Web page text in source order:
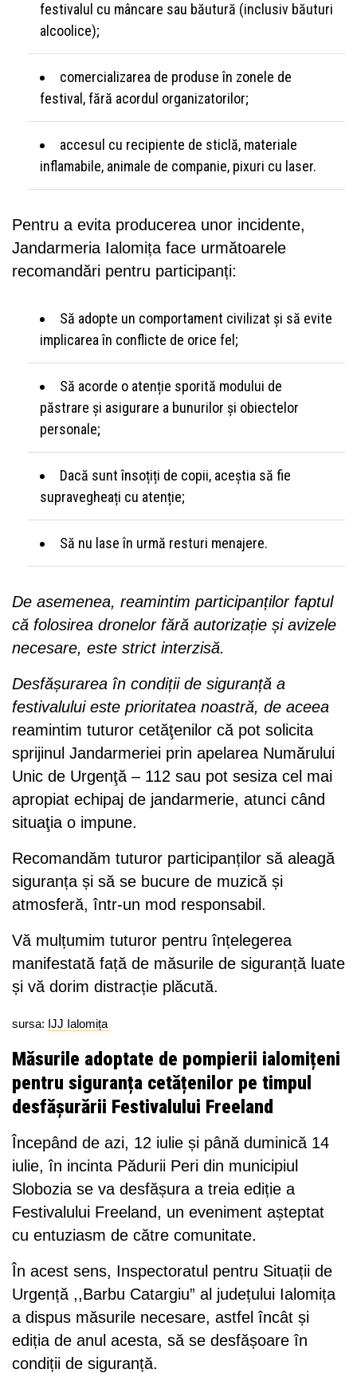
festivalul cu mâncare sau băutură (inclusiv băuturi
alcoolice);
comercializarea de produse în zonele de
festival, fără acordul organizatorilor;
accesul cu recipiente de sticlă, materiale
inflamabile, animale de companie, pixuri cu laser.
Pentru a evita producerea unor incidente,
Jandarmeria Ialomița face următoarele
recomandări pentru participanți:
Să adopte un comportament civilizat și să evite
implicarea în conflicte de orice fel;
Să acorde o atenție sporită modului de
păstrare și asigurare a bunurilor și obiectelor
personale;
Dacă sunt însoțiți de copii, aceștia să fie
supravegheați cu atenție;
Să nu lase în urmă resturi menajere.
De asemenea, reamintim participanților faptul
că folosirea dronelor fără autorizație și avizele
necesare, este strict interzisă.
Desfășurarea în condiții de siguranță a
festivalului este prioritatea noastră, de aceea
reamintim tuturor cetăţenilor că pot solicita
sprijinul Jandarmeriei prin apelarea Numărului
Unic de Urgenţă – 112 sau pot sesiza cel mai
apropiat echipaj de jandarmerie, atunci când
situaţia o impune.
Recomandăm tuturor participanților să aleagă
siguranța și să se bucure de muzică și
atmosferă, într-un mod responsabil.
Vă mulțumim tuturor pentru înțelegerea
manifestată față de măsurile de siguranță luate
și vă dorim distracție plăcută.
sursa: IJJ Ialomița
Măsurile adoptate de pompierii ialomițeni
pentru siguranța cetățenilor pe timpul
desfășurării Festivalului Freeland
Începând de azi, 12 iulie și până duminică 14
iulie, în incinta Pădurii Peri din municipiul
Slobozia se va desfășura a treia ediție a
Festivalului Freeland, un eveniment așteptat
cu entuziasm de către comunitate.
În acest sens, Inspectoratul pentru Situații de
Urgență ,,Barbu Catargiu” al județului Ialomița
a dispus măsurile necesare, astfel încât și
ediția de anul acesta, să se desfășoare în
condiții de siguranță.